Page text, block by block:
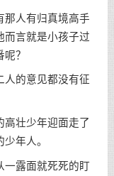
那人有归真境高手
而言就是小孩子过
？
人的意见都没有征
高壮少年迎面走了
年人。
一露面就死死的盯